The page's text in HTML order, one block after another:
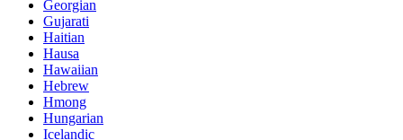
Georgian
Gujarati
Haitian
Hausa
Hawaiian
Hebrew
Hmong
Hungarian
Icelandic